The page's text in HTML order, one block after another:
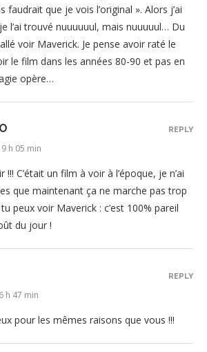
faudrait que je vois l’original ». Alors j’ai
l’ai trouvé nuuuuuul, mais nuuuuul… Du
voir Maverick. Je pense avoir raté le
le film dans les années 80-90 et pas en
opère…
h 05 min
!!! C’était un film à voir à l’époque, je n’ai
que maintenant ça ne marche pas trop
peux voir Maverick : c’est 100% pareil
du jour !
REPLY
h 47 min
pour les mêmes raisons que vous !!!
REPLY